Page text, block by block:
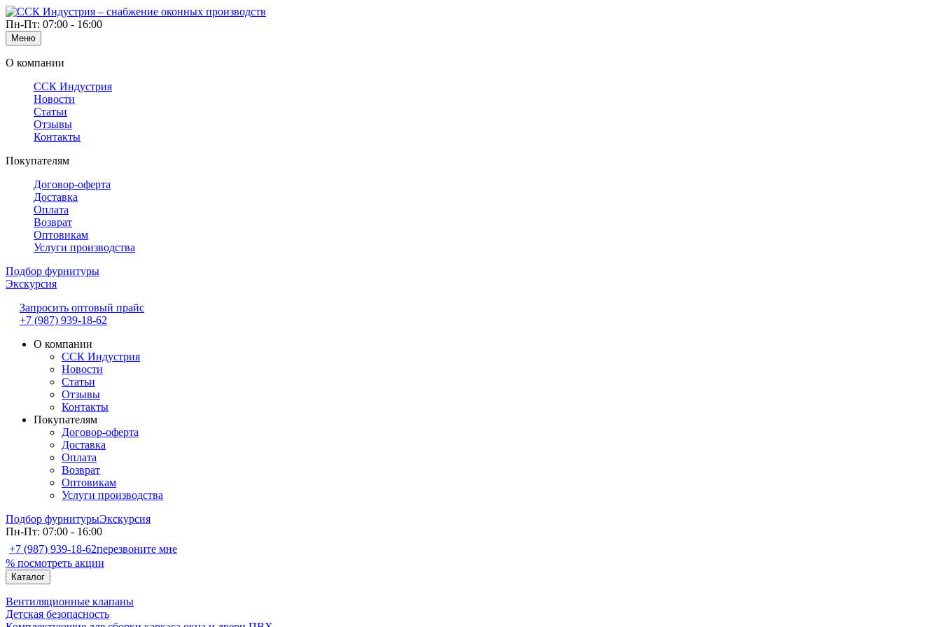
Пн-Пт: 07:00 - 16:00
Меню
О компании
ССК Индустрия
Новости
Статьи
Отзывы
Контакты
Покупателям
Договор-оферта
Доставка
Оплата
Возврат
Оптовикам
Услуги производства
Подбор фурнитуры
Экскурсия
Запросить оптовый прайс
+7 (987) 939-18-62
О компании
ССК Индустрия
Новости
Статьи
Отзывы
Контакты
Покупателям
Договор-оферта
Доставка
Оплата
Возврат
Оптовикам
Услуги производства
Подбор фурнитурыЭкскурсия
Пн-Пт: 07:00 - 16:00
+7 (987) 939-18-62перезвоните мне
% посмотреть акции
Каталог
Вентиляционные клапаны
Детская безопасность